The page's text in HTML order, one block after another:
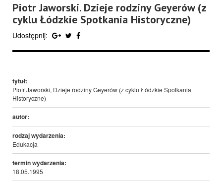
Piotr Jaworski. Dzieje rodziny Geyerów (z
cyklu Łódzkie Spotkania Historyczne)
Udostępnij:
tytuł:
Piotr Jaworski, Dzieje rodziny Geyerów (z cyklu Łódzkie Spotkania
Historyczne)
autor:
rodzaj wydarzenia:
Edukacja
termin wydarzenia:
18.05.1995